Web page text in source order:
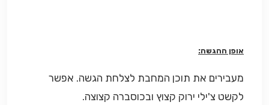
אופן ההגשה:
מעבירים את תוכן המחבת לצלחת הגשה. אפשר
לקשט צ'ילי ירוק קצוץ ובכוסברה קצוצה.